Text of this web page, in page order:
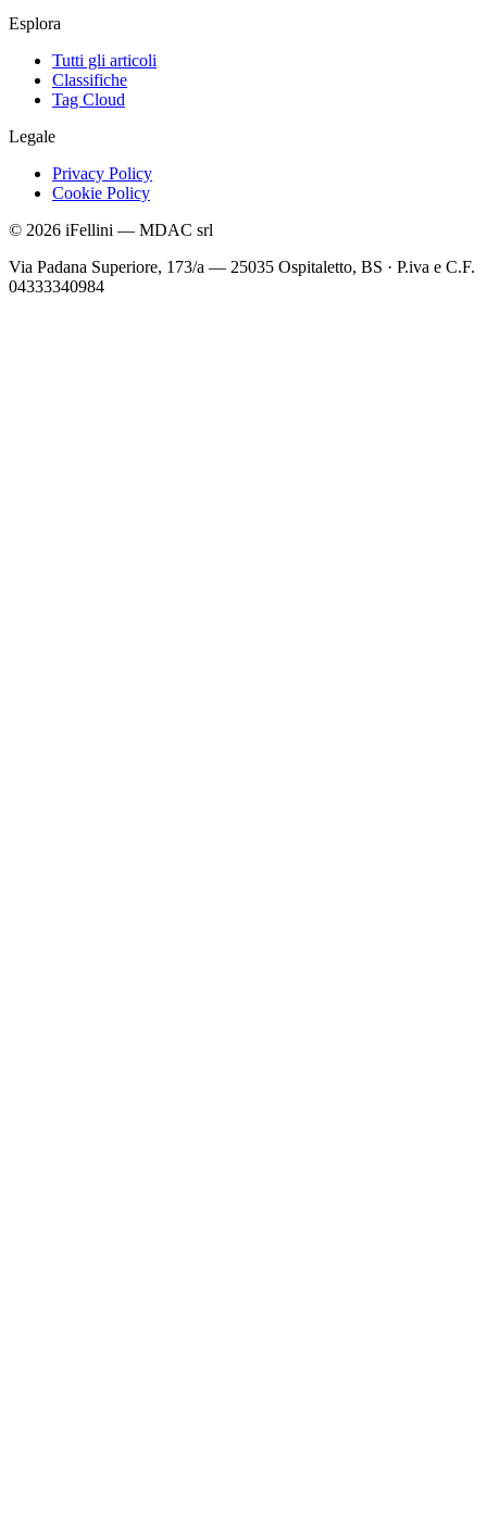
Esplora
Tutti gli articoli
Classifiche
Tag Cloud
Legale
Privacy Policy
Cookie Policy
© 2026 iFellini — MDAC srl
Via Padana Superiore, 173/a — 25035 Ospitaletto, BS · P.iva e C.F.
04333340984